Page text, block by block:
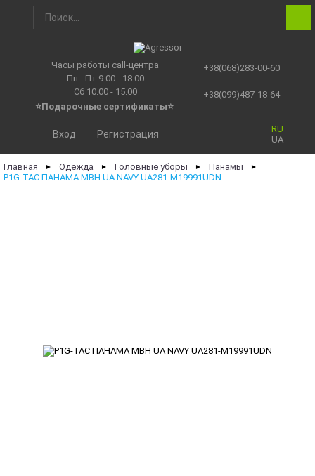
Часы работы call-центра
Пн - Пт 9.00 - 18.00
Сб 10.00 - 15.00
⭐Подарочные сертификаты⭐
+38(068)283-00-60
+38(099)487-18-64
RU
UA
Вход Регистрация
Главная ► Одежда ► Головные уборы ► Панамы ►
P1G-TAC ПАНАМА MBH UA NAVY UA281-M19991UDN